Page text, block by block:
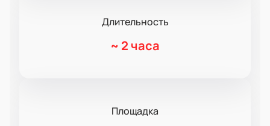
Длительность
~ 2 часа
Площадка